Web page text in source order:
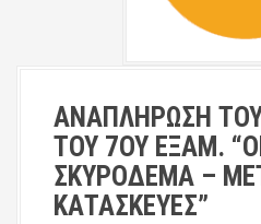
ΑΝΑΠΛΗΡΩΣΗ
ΤΟΥ 7ΟΥ ΕΞΑΜ.
ΣΚΥΡΟΔΕΜΑ –
ΚΑΤΑΣΚΕΥΕΣ”